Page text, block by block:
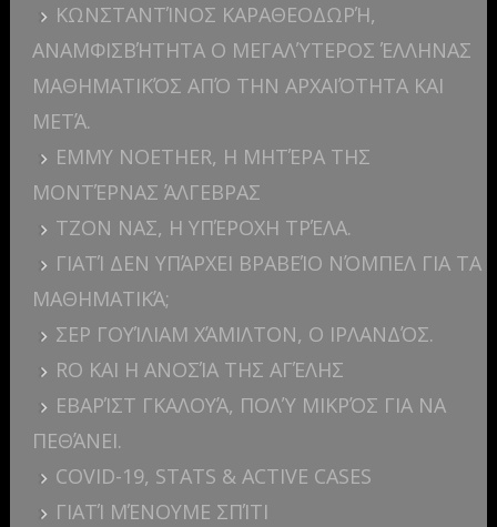
ΚΩΝΣΤΑΝΤΊΝΟΣ ΚΑΡΑΘΕΟΔΩΡΉ,
ΑΝΑΜΦΙΣΒΉΤΗΤΑ Ο ΜΕΓΑΛΎΤΕΡΟΣ ΈΛΛΗΝΑΣ
ΜΑΘΗΜΑΤΙΚΌΣ ΑΠΌ ΤΗΝ ΑΡΧΑΙΌΤΗΤΑ ΚΑΙ
ΜΕΤΆ.
EMMY NOETHER, Η ΜΗΤΈΡΑ ΤΗΣ
ΜΟΝΤΈΡΝΑΣ ΆΛΓΕΒΡΑΣ
ΤΖΟΝ ΝΑΣ, Η ΥΠΈΡΟΧΗ ΤΡΈΛΑ.
ΓΙΑΤΊ ΔΕΝ ΥΠΆΡΧΕΙ ΒΡΑΒΕΊΟ ΝΌΜΠΕΛ ΓΙΑ ΤΑ
ΜΑΘΗΜΑΤΙΚΆ;
ΣΕΡ ΓΟΥΊΛΙΑΜ ΧΆΜΙΛΤΟΝ, Ο ΙΡΛΑΝΔΌΣ.
RO ΚΑΙ Η ΑΝΟΣΊΑ ΤΗΣ ΑΓΈΛΗΣ
ΕΒΑΡΊΣΤ ΓΚΑΛΟΥΆ, ΠΟΛΎ ΜΙΚΡΌΣ ΓΙΑ ΝΑ
ΠΕΘΆΝΕΙ.
COVID-19, STATS & ACTIVE CASES
ΓΙΑΤΊ ΜΈΝΟΥΜΕ ΣΠΊΤΙ